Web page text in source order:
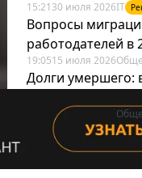
15:21 30 июля 2026IT
Вопросы
работодателей в
19:0515 июля 2026
Долги умершего:
17 июля 2026